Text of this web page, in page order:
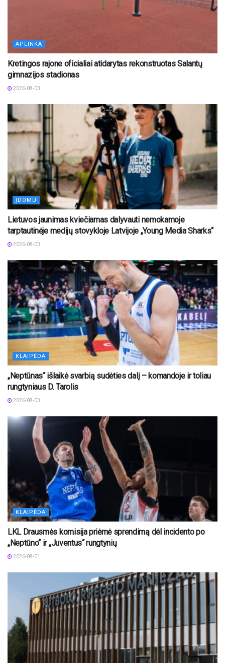
APLINKA
Kretingos rajone oficialiai atidarytas rekonstruotas Salantų
gimnazijos stadionas
2026-08-03
ĮDOMU
Lietuvos jaunimas kviečiamas dalyvauti nemokamoje
tarptautinėje medijų stovykloje Latvijoje „Young Media Sharks“
2026-08-03
KLAIPĖDA
„Neptūnas“ išlaikė svarbią sudėties dalį – komandoje ir toliau
rungtyniaus D. Tarolis
2026-08-03
KLAIPĖDA
LKL Drausmės komisija priėmė sprendimą dėl incidento po
„Neptūno“ ir „Juventus“ rungtynių
2026-08-01